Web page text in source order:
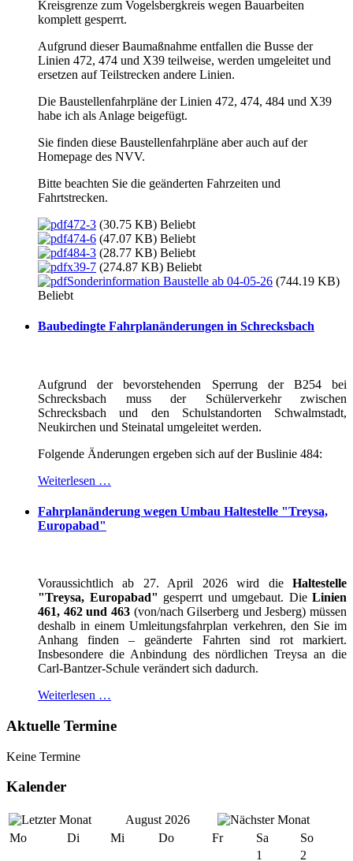
Kreisgrenze zum Vogelsbergkreis wegen Bauarbeiten
komplett gesperrt.
Aufgrund dieser Baumaßnahme entfallen die Busse der
Linien 472, 474 und X39 teilweise, werden umgeleitet und
ersetzen auf Teilstrecken andere Linien.
Die Baustellenfahrpläne der Linien 472, 474, 484 und X39
habe ich als Anlage beigefügt.
Sie finden diese Baustellenfahrpläne aber auch auf der
Homepage des NVV.
Bitte beachten Sie die geänderten Fahrzeiten und
Fahrtstrecken.
472-3 (30.75 KB) Beliebt
474-6 (47.07 KB) Beliebt
484-3 (28.77 KB) Beliebt
x39-7 (274.87 KB) Beliebt
Sonderinformation Baustelle ab 04-05-26 (744.19 KB)
Beliebt
Baubedingte Fahrplanänderungen in Schrecksbach
Aufgrund der bevorstehenden Sperrung der B254 bei
Schrecksbach muss der Schülerverkehr zwischen
Schrecksbach und den Schulstandorten Schwalmstadt,
Neukirchen und Steinatal umgeleitet werden.
Folgende Änderungen ergeben sich auf der Buslinie 484:
Weiterlesen …
Fahrplanänderung wegen Umbau Haltestelle "Treysa,
Europabad"
Voraussichtlich ab 27. April 2026 wird die Haltestelle
"Treysa, Europabad" gesperrt und umgebaut. DieLinien
461, 462 und 463(von/nach Gilserberg und Jesberg) müssen
deshalb in einem Umleitungsfahrplan verkehren, den Sie im
Anhang finden – geänderte Fahrten sind rot markiert.
Insbesondere die Anbindung des nördlichen Treysa an die
Carl-Bantzer-Schule verändert sich dadurch.
Weiterlesen …
Aktuelle Termine
Keine Termine
Kalender
August 2026
Mo
Di Mi Do Fr Sa
So
1
2